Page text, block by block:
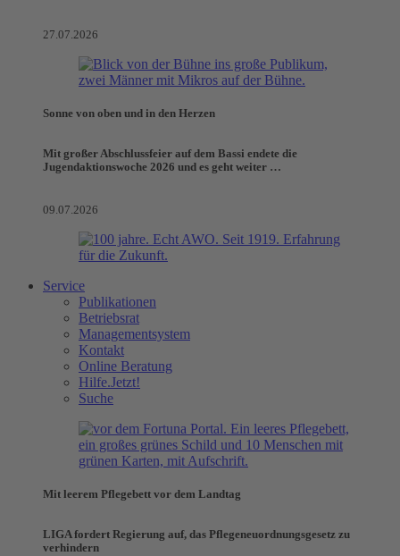
27.07.2026
Sonne von oben und in den Herzen
Mit großer Abschlussfeier auf dem Bassi endete die
Jugendaktionswoche 2026 und es geht weiter …
09.07.2026
Service
Publikationen
Betriebsrat
Managementsystem
Kontakt
Online Beratung
Hilfe.Jetzt!
Suche
Mit leerem Pflegebett vor dem Landtag
LIGA fordert Regierung auf, das Pflegeneuordnungsgesetz zu
verhindern